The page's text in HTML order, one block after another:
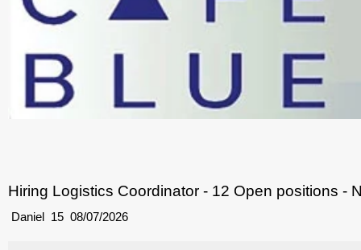
Hiring Logistics Coordinator - 12 Open positions -
15
Daniel 08/07/2026